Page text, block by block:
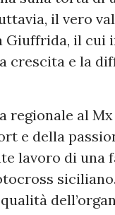
il vero
Giuffrida, il cui
crescita e la
al
e della
lavoro di